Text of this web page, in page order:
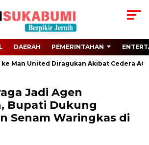
DAERAH PEMERINTAHAN
United Diragukan Akibat Cedera ACL
Jadi Agen
Bupati Dukung
Senam Waringkas di